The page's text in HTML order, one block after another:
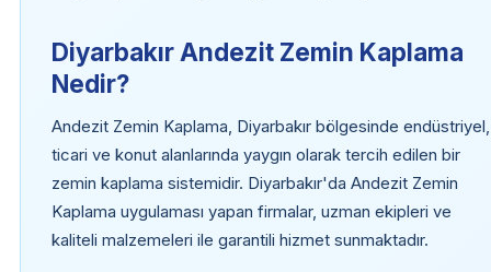
Diyarbakır Andezit Zemin Kaplama
Nedir?
Andezit Zemin Kaplama, Diyarbakır bölgesinde endüstriyel,
ticari ve konut alanlarında yaygın olarak tercih edilen bir
zemin kaplama sistemidir. Diyarbakır'da Andezit Zemin
Kaplama uygulaması yapan firmalar, uzman ekipleri ve
kaliteli malzemeleri ile garantili hizmet sunmaktadır.